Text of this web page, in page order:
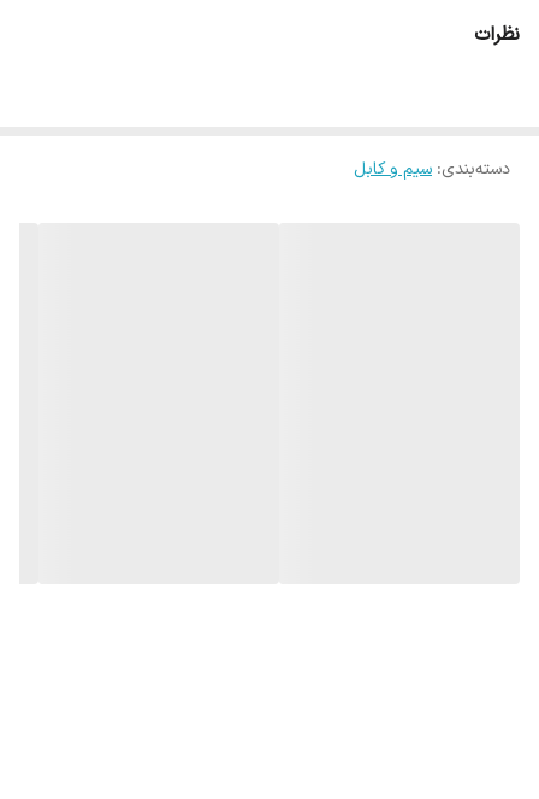
سيم و كابل را به صورت مستقیم و بی واسطه عرضه نموده و رسالت خود را
نظرات
دسته‌بندی: سیم و کابل